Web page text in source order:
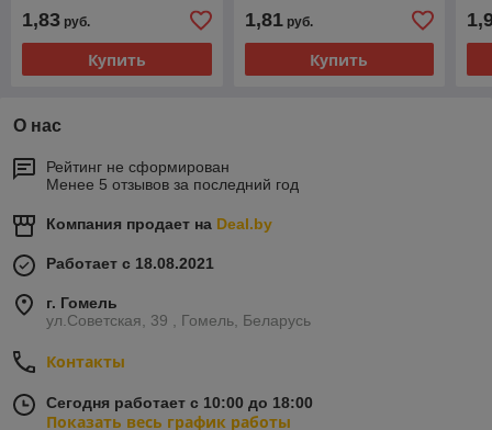
1,83 руб.
Купить
1,81руб.
Купить
О нас
Рейтинг не сформирован
Менее 5 отзывов за последний год
Компания продает на Deal.by
Работает с 18.08.2021
г. Гомель
ул.Советская, 39 , Гомель, Беларусь
Контакты
Сегодня работает с 10:00 до 18:00
Показать весь график работы